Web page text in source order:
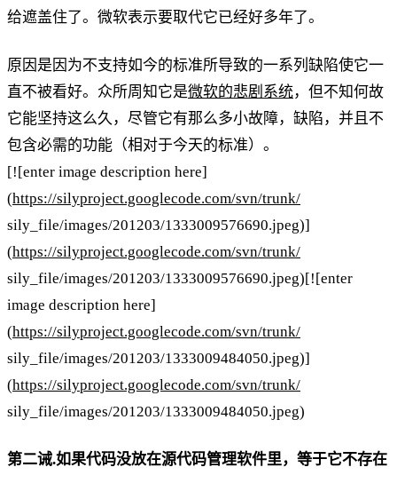
给遮盖住了。微软表示要取代它已经好多年了。
原因是因为不支持如今的标准所导致的一系列缺陷使它一
直不被看好。众所周知它是微软的悲剧系统，但不知何故
它能坚持这么久，尽管它有那么多小故障，缺陷，并且不
包含必需的功能（相对于今天的标准）。
[![enter image description here]
(https://silyproject.googlecode.com/svn/trunk/
sily_file/images/201203/1333009576690.jpeg)]
(https://silyproject.googlecode.com/svn/trunk/
sily_file/images/201203/1333009576690.jpeg)[![enter
image description here]
(https://silyproject.googlecode.com/svn/trunk/
sily_file/images/201203/1333009484050.jpeg)]
(https://silyproject.googlecode.com/svn/trunk/
sily_file/images/201203/1333009484050.jpeg)
第二诫.如果代码没放在源代码管理软件里，等于它不存在